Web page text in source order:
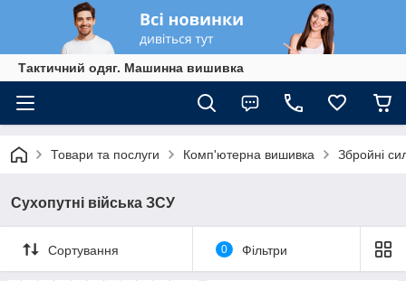
Тактичний одяг. Машинна вишивка
Товари та послуги Комп'ютерна вишивка Збройні
Сухопутні війська ЗСУ
Сортування 0 Фільтри